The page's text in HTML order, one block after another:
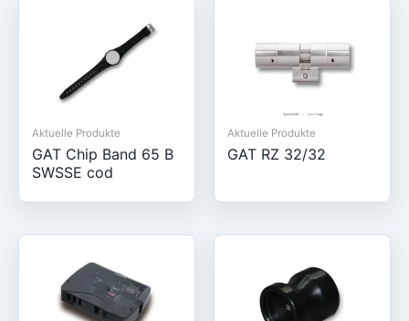
Aktuelle Produkte
GAT Chip Band 65 B
SWSSE cod
Aktuelle Produkte
GAT RZ 32/32